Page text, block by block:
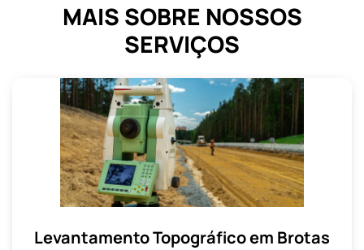
MAIS SOBRE NOSSOS
SERVIÇOS
Levantamento Topográfico em Brotas